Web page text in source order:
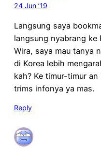
24 Jun ’19
Langsung saya
langsung nyabrang ke
Wira, saya mau tanya
di Korea lebih
kah? Ke timur-timur
trims infonya ya mas.
Reply